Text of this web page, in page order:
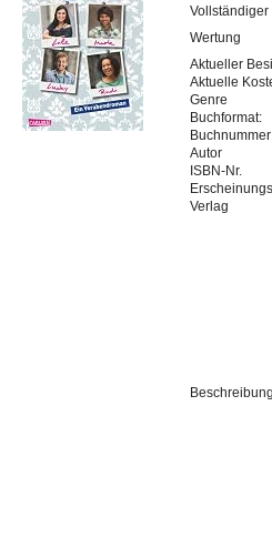
Vollständiger
Wertung
Aktueller
Aktuelle
Genre
Buchformat:
Buchnummer
Autor
ISBN-Nr.
Verlag
Beschreibung